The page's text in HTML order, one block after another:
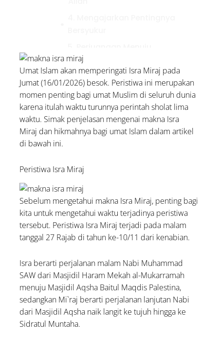
Kebersihan Jiwa
99 Asmaul Husna Lengkap
dengan Artinya
Doa dan Dzikir Malam Jumat:
Arab, Latin, dan Artinya
5 Contoh Infak dalam
Umat Islam akan memperingati Isra Miraj pada
Jumat (16/01/2026) besok. Peristiwa ini merupakan
momen penting bagi umat Muslim di seluruh dunia
karena itulah waktu turunnya perintah sholat lima
waktu. Simak penjelasan mengenai makna Isra
Miraj dan hikmahnya bagi umat Islam dalam artikel
di bawah ini.
Peristiwa Isra Miraj
Sebelum mengetahui makna Isra Miraj, penting bagi
kita untuk mengetahui waktu terjadinya peristiwa
tersebut. Peristiwa Isra Miraj terjadi pada malam
tanggal 27 Rajab di tahun ke-10/11 dari kenabian.
Isra berarti perjalanan malam Nabi Muhammad
SAW dari Masjidil Haram Mekah al-Mukarramah
menuju Masjidil Aqsha Baitul Maqdis Palestina,
sedangkan Mi`raj berarti perjalanan lanjutan Nabi
dari Masjidil Aqsha naik langit ke tujuh hingga ke
Sidratul Muntaha.